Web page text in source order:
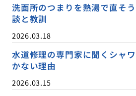
洗面所のつまりを熱湯で直そ
談と教訓
2026.03.18
水道修理の専門家に聞くシャ
かない理由
2026.03.15